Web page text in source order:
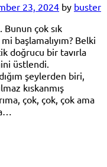
23, 2024 by buster
çok sık
başlamalıyım? Belki
doğrucu bir tavırla
üstlendi.
şeylerden biri,
kıskanmış
çok, çok, çok ama